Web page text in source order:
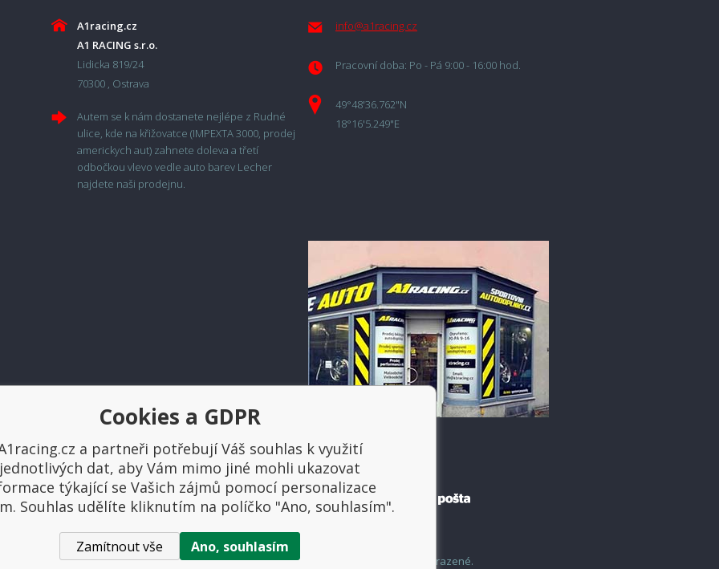
A1racing.cz
A1 RACING s.r.o.
Lidicka 819/24
70300 , Ostrava
Autem se k nám dostanete nejlépe z Rudné
ulice, kde na křižovatce (IMPEXTA 3000, prodej
americkych aut) zahnete doleva a třetí
odbočkou vlevo vedle auto barev Lecher
najdete naši prodejnu.
info@a1racing.cz
Pracovní doba: Po - Pá 9:00 - 16:00 hod.
49°48'36.762"N
18°16'5.249"E
Platba a doprava
- Tuning shop, sportovní autodoplňky, tuning auta. Všechny práva vyhrazené.
Cookies a GDPR
a partneři potřebují Váš souhlas k využití
jednotlivých dat, aby Vám mimo jiné mohli ukazovat
týkající se Vašich zájmů pomocí personalizace
Souhlas udělíte kliknutím na políčko "Ano, souhlasím".
Zamítnout vše
Ano, souhlasím